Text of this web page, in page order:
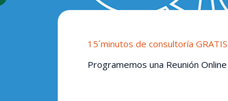
15´minutos de consultoría GRATIS
Programemos una Reunión Online